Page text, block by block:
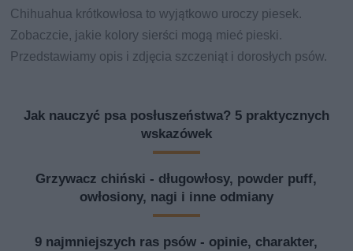
Chihuahua krótkowłosa to wyjątkowo uroczy piesek.
Zobaczcie, jakie kolory sierści mogą mieć pieski.
Przedstawiamy opis i zdjęcia szczeniąt i dorosłych psów.
Jak nauczyć psa posłuszeństwa? 5 praktycznych
wskazówek
Grzywacz chiński - długowłosy, powder puff,
owłosiony, nagi i inne odmiany
9 najmniejszych ras psów - opinie, charakter,